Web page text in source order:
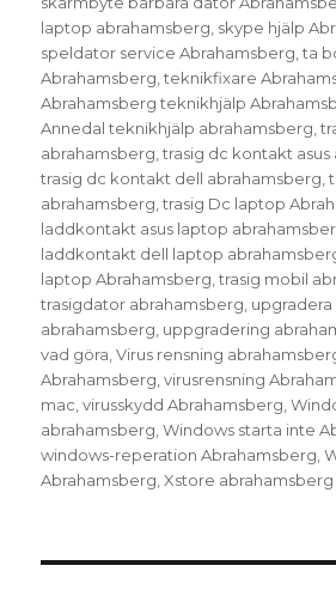
laptop abrahamsberg skype hjälp
speldator service Abrahamsberg ,ta
Abrahamsberg ,teknikfixare
Abrahamsberg teknikhjälp
Annedal teknikhjälp abrahamsberg ,
abrahamsberg ,trasig dc kontakt
trasig dc kontakt dell abrahamsberg ,
abrahamsberg ,trasig Dc laptop
laddkontakt asus laptop
laddkontakt dell laptop
laptop Abrahamsberg ,trasig mobil
trasigdator abrahamsberg
abrahamsberg uppgradering
vad göra ,Virus rensning
Abrahamsberg ,virusrensning
mac ,virusskydd Abrahamsberg ,
abrahamsberg ,Windows starta inte
windows-reperation Abrahamsberg ,
Abrahamsberg ,Xstore abrahamsberg